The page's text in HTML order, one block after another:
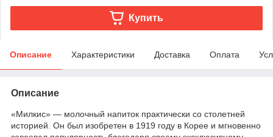
Купить
Описание Характеристики Доставка Оплата
Описание
«Милкис» — молочный напиток практически со столетней
историей Он был изобретен в 1919 году в Корее и мгновенно